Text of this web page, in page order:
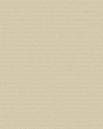
of dynamic
www/cms/
of dynamic
users/confidit/